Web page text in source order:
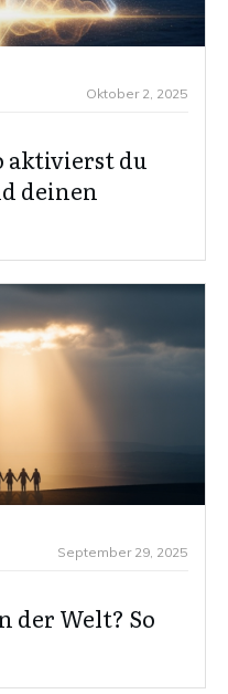
Oktober 2, 2025
aktivierst du
deinen
September 29, 2025
der Welt? So